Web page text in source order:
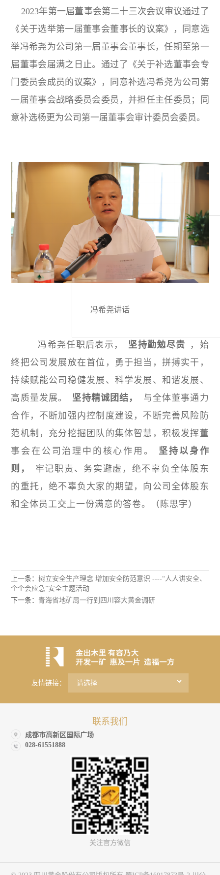
2023年第一届董事会第二十三次会议审议通过了
《关于选举第一届董事会董事长的议案》，同意选
举冯希尧为公司第一届董事会董事长，任期至第一
届董事会届满之日止。通过了《关于补选董事会专
门委员会成员的议案》，同意补选冯希尧为公司第
一届董事会战略委员会委员，并担任主任委员；同
意补选杨更为公司第一届董事会审计委员会委员。
冯希尧讲话
冯希尧任职后表示， 坚持勤勉尽责
，始
终把公司发展放在首位，勇于担当，拼搏实干，
持续赋能公司稳健发展、科学发展、和谐发展、
高质量发展。
坚持精诚团结，
与全体董事通力
合作，不断加强内控制度建设，不断完善风险防
范机制，充分挖掘团队的集体智慧，积极发挥董
事会在公司治理中的核心作用。
坚持以身作
则，
牢记职责、务实避虚，绝不辜负全体股东
的重托，绝不辜负大家的期望，向公司全体股东
和全体员工交上一份满意的答卷。（陈思宇）
上一条：树立安全生产理念 增加安全防范意识 ----“人人讲安全、
个个会应急”安全主题活动
下一条： 青海省地矿局一行到四川容大黄金调研
友情链接：
联系我们
成都市高新区国际广场
028-61551888
关注官方微信